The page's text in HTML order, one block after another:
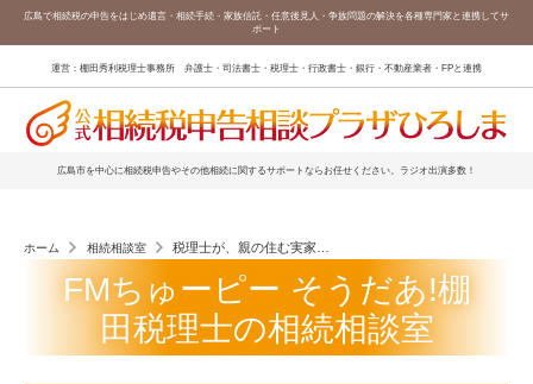
広島で相続税の申告をはじめ遺言・相続手続・家族信託・任意後見人・争族問題の解決を各種専門家と連携してサ
ポート
運営：棚田秀利税理士事務所 弁護士・司法書士・税理士・行政書士・銀行・不動産業者・FPと連携
広島市を中心に相続税申告やその他相続に関するサポートならお任せください。ラジオ出演多数！
ホーム 相続相談室 税理士が、親の住む実家を引き継いで相続税が安くなる小規
FMちゅーピー そうだあ!棚
田税理士の相続相談室